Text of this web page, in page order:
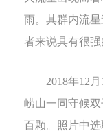
雨。其群内流
者来说具有很强
2018年12 月
崂山一同守候
百颗。照片中